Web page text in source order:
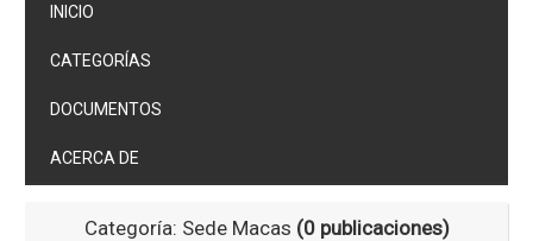
INICIO
CATEGORÍAS
DOCUMENTOS
ACERCA DE
Categoría: Sede Macas (0 publicaciones)